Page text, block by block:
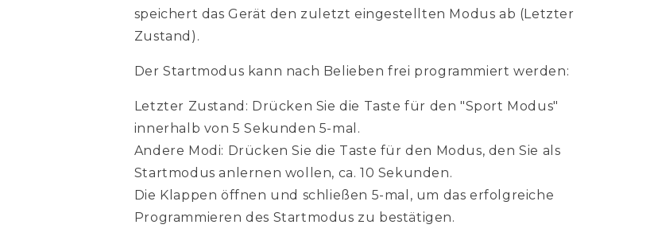
speichert das Gerät den zuletzt eingestellten Modus ab (Letzter
Zustand).
Der Startmodus kann nach Belieben frei programmiert werden:
Letzter Zustand: Drücken Sie die Taste für den "Sport Modus"
innerhalb von 5 Sekunden 5-mal.
Andere Modi: Drücken Sie die Taste für den Modus, den Sie als
Startmodus anlernen wollen, ca. 10 Sekunden.
Die Klappen öffnen und schließen 5-mal, um das erfolgreiche
Programmieren des Startmodus zu bestätigen.